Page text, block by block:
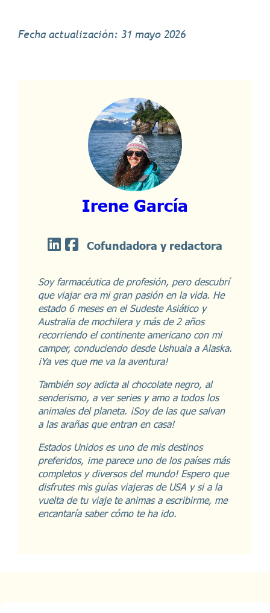
Fecha actualización: 31 mayo 2026
Irene García
Cofundadora y redactora
Soy farmacéutica de profesión, pero descubrí
que viajar era mi gran pasión en la vida. He
estado 6 meses en el Sudeste Asiático y
Australia de mochilera y más de 2 años
recorriendo el continente americano con mi
camper, conduciendo desde Ushuaia a Alaska.
¡Ya ves que me va la aventura!
También soy adicta al chocolate negro, al
senderismo, a ver series y amo a todos los
animales del planeta. ¡Soy de las que salvan
a las arañas que entran en casa!
Estados Unidos es uno de mis destinos
preferidos, ¡me parece uno de los países más
completos y diversos del mundo! Espero que
disfrutes mis guías viajeras de USA y si a la
vuelta de tu viaje te animas a escribirme, me
encantaría saber cómo te ha ido.